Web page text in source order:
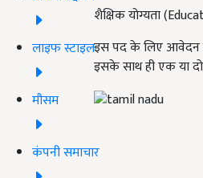
लाइफ स्टाइल
मौसम
कंपनी समाचार
शैक्षिक योग्यता
इस पद के लिए आवेदन
इसके साथ ही एक या दो